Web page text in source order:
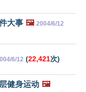
大事 🖼️ 2004/6/12
6/12 (22,421次)
健身运动 🖼️